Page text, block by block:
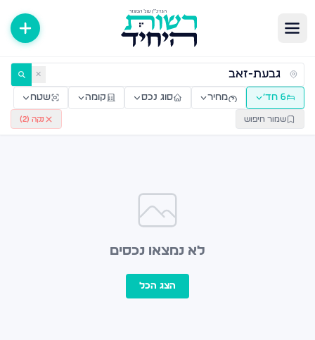
דירות למכירה ולהשכרה — רשות היחיד ✕
6 חד׳ מחיר סוג נכס קומה שטח
שמור חיפוש נקה (2
)
לא נמצאו נכסים
הצג הכל